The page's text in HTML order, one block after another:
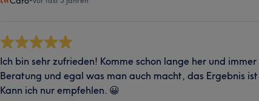
Ich bin sehr zufrieden! Komme schon lange her und
Beratung und egal was man auch macht, das Ergebnis
Kann ich nur empfehlen. 😀